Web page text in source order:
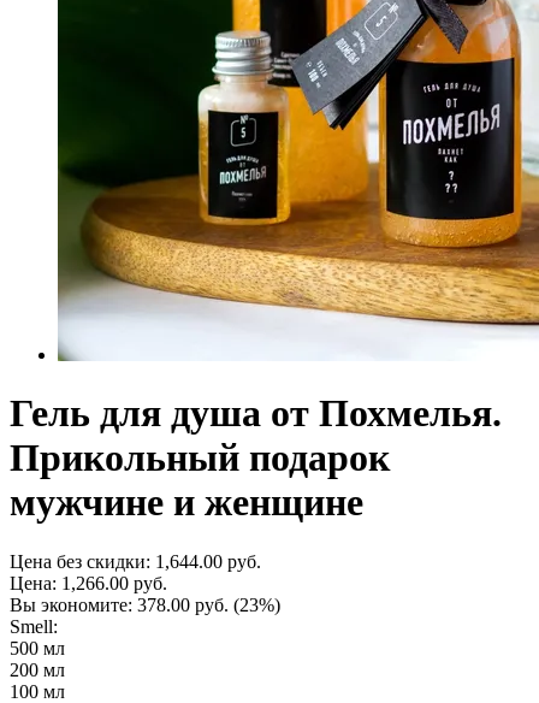
Гель для душа от Похмелья.
Прикольный подарок
мужчине и женщине
Цена без скидки: 1,644.00 руб.
Цена: 1,266.00 руб.
Вы экономите: 378.00 руб. (23%)
Smell:
500 мл
200 мл
100 мл